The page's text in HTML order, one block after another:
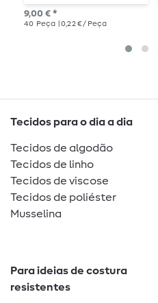
9,00 € *
40 Peça | 0,22 € / Peça
Tecidos para o dia a dia
Tecidos de algodão
Tecidos de linho
Tecidos de viscose
Tecidos de poliéster
Musselina
Para ideias de costura
resistentes